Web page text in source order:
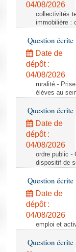
04/08/2026
collectivités
immobilière :
Question
Date de
dépôt :
04/08/2026
ruralité -
élèves au
Question
Date de
dépôt :
04/08/2026
ordre public -
dispositif de
Question
Date de
dépôt :
04/08/2026
emploi et
Question